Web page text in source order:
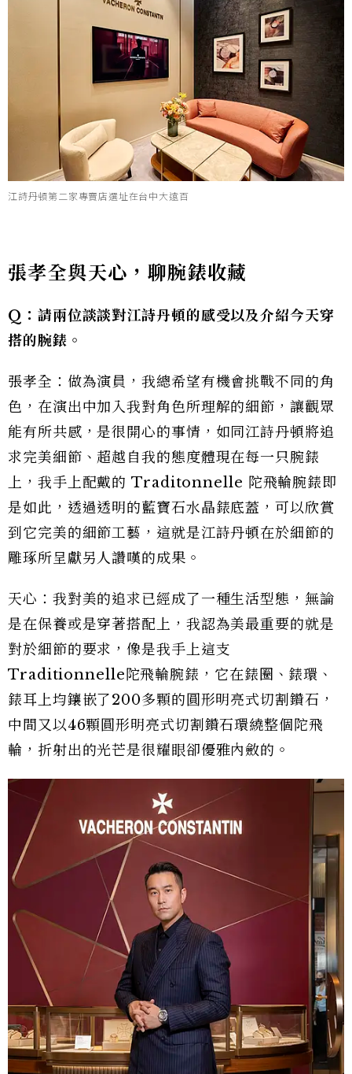
江詩丹頓第二家專賣店選址在台中大遠百
張孝全與天心，聊腕錶收藏
Q：請兩位談談對江詩丹頓的感受以及介紹今天穿
搭的腕錶。
張孝全：做為演員，我總希望有機會挑戰不同的角
色，在演出中加入我對角色所理解的細節，讓觀眾
能有所共感，是很開心的事情，如同江詩丹頓將追
求完美細節、超越自我的態度體現在每一只腕錶
上，我手上配戴的 Traditonnelle 陀飛輪腕錶即
是如此，透過透明的藍寶石水晶錶底蓋，可以欣賞
到它完美的細節工藝，這就是江詩丹頓在於細節的
雕琢所呈獻另人讚嘆的成果。
天心：我對美的追求已經成了一種生活型態，無論
是在保養或是穿著搭配上，我認為美最重要的就是
對於細節的要求，像是我手上這支
Traditionnelle陀飛輪腕錶，它在錶圈、錶環、
錶耳上均鑲嵌了200多顆的圓形明亮式切割鑽石，
中間又以46顆圓形明亮式切割鑽石環繞整個陀飛
輪，折射出的光芒是很耀眼卻優雅內斂的。